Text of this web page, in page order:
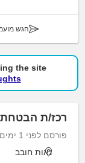
הגש
the site.
רכז/ת
פורסם לפני 1 ימים
נאות חובב